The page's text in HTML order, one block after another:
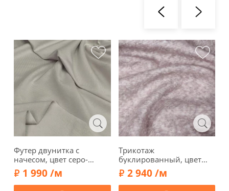
Футер двунитка с
начесом, цвет серо-
бежевый, 1122410-2
1 990 /м
Трикотаж
буклированный, цвет
серо-сиреневый, 61562
2 940 /м